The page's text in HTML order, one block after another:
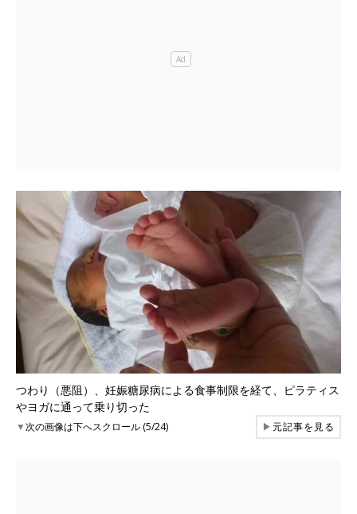
つわり（悪阻）、妊娠糖尿病による食事制限を経て、ピラティス
やヨガに通って乗り切った
▼次の画像は下へスクロール (5/24) ▶元記事を見る